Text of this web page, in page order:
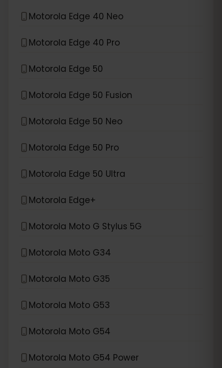
Motorola Edge 40 Neo
Motorola Edge 40 Pro
Motorola Edge 50
Motorola Edge 50 Fusion
Motorola Edge 50 Neo
Motorola Edge 50 Pro
Motorola Edge 50 Ultra
Motorola Edge+
Motorola Moto G Stylus 5G
Motorola Moto G34
Motorola Moto G35
Motorola Moto G53
Motorola Moto G54
Motorola Moto G54 Power